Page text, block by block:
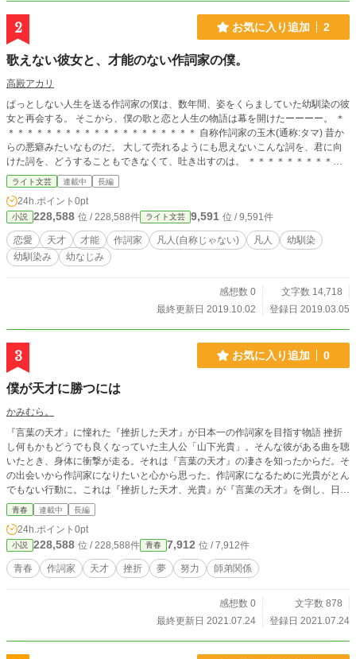
2 お気に入り追加 2
歌えない彼女と、才能のない作詞家の僕。
高殿アカリ
ぱっとしない人生を送る作詞家の僕は、数年間、姿をくらましていた幼馴染の彼
女と再会する。 そこから、僕の歌と恋と人生の物語は幕を開けたーーーー。 ＊
＊＊＊＊＊＊＊＊＊＊＊＊＊＊＊＊＊＊＊＊ 自称作詞家の玉木(通称:タマ) 昔か
らの悪癖みたいなものだ。 大して売れるようにも思えないこんな詞を、君に向
けた詞を、どうすることもできなくて、吐き出すのは。 ＊＊＊＊＊＊＊＊＊＊
＊＊＊＊＊＊＊＊＊＊＊ 世界の歌姫を母に持つ、ポチ 「私、もう歌えなくなっ
ちゃったのよ......」 「母がね、亡くなったの。私はそれが嬉しくて、悲しくて、
苦しくて、笑えて、でもやっぱり泣いて。だから歌えなくなったのよ」 ＊＊＊
＊＊＊＊＊＊＊＊＊＊＊＊＊＊＊＊＊＊ 平凡を望む人気歌手、ミナミ 彼女はき
っと一人きりで戦っている。 自分のためだけに自分の未来のために、自分の手
で道を切り開いているのだ。 ＊＊＊＊＊＊＊＊＊＊＊＊＊＊＊＊＊＊＊＊＊ ＊
＊＊＊＊＊＊＊＊＊＊＊＊＊＊＊＊＊ ＊＊＊＊＊＊＊＊＊＊＊＊＊ ＊＊＊＊＊
きらりと光る真実の欠片を、 必死に拾って、這いつくばらなくてもいいのか
dono
ライト文芸 連載中 長編
24h.ポイント 0pt
小説 228,588 位 / 228,588件 ライト文芸 9,591 位 / 9,591件
恋愛 天才 才能 作詞家 凡人(自称じゃない) 凡人
幼馴染
幼馴染み
幼なじみ
感想数 0
文字数 14,718
最終更新日 2019.10.02
登録日 2019.03.05
3 お気に入り追加 0
僕が天才に勝つには
かみむら。
『言葉の天才』に憧れた『挫折した天才』が日本一の作詞家を目指す物語 挫折
し何もかもどうでも良くなっていた主人公「山下光貴」。そんな彼がある曲を聴
いたとき、身体に衝撃が走る。それは『言葉の天才』の凄さを知ったからだ。そ
の出会いから作詞家になりたいと心から思った。作詞家になるために光貴がとん
でもない行動に。これは『挫折した天才、光貴』が『言葉の天才』を倒し、日本
一の作詞家になるまでの物語。
青春 連載中 長編
24h.ポイント 0pt
小説 228,588 位 / 228,588件 青春 7,912 位 / 7,912件
青春 作詞家 天才 挫折 夢 努力 師弟関係
感想数 0
文字数 878
最終更新日 2021.07.24
登録日 2021.07.24